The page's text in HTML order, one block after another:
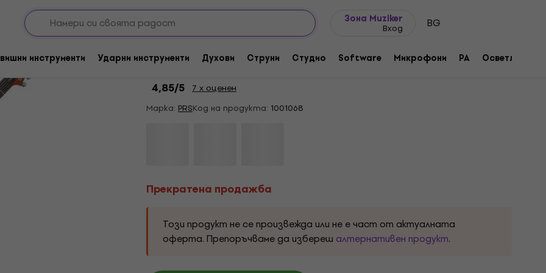
Зона Muziker
Вход BG
инструменти Ударни инструменти Духови Струни Студио Software Микрофони PA Осветление
Doublecut
Прекратена продажба
PRS SE Custom 24-08 VS 2021 Vintage Sunburst
Електрическа китара
4,85/5 7 x оценен
Марка: PRSКод на продукта: 1001068
Прекратена продажба
Този продукт не се произвежда или не е част от актуалната
оферта. Препоръчваме да избереш алтернативен продукт.